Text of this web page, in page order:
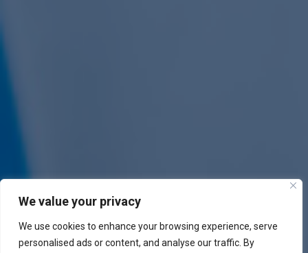
We value your privacy
We use cookies to enhance your browsing experience, serve
personalised ads or content, and analyse our traffic. By